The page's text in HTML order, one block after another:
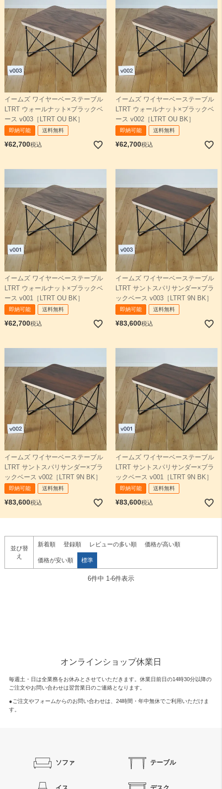
イームズ ワイヤーベーステーブル
LTRT ウォールナット×ブラックベ
ース v003［LTRT OU BK］
即納可能 送料無料
¥62,700税込
イームズ ワイヤーベーステーブル
LTRT ウォールナット×ブラックベ
ース v002［LTRT OU BK］
即納可能 送料無料
¥62,700税込
イームズ ワイヤーベーステーブル
LTRT ウォールナット×ブラックベ
ース v001［LTRT OU BK］
即納可能 送料無料
¥62,700税込
イームズ ワイヤーベーステーブル
LTRT サントスパリサンダー×ブラ
ックベース v003［LTRT 9N BK］
即納可能 送料無料
¥83,600税込
イームズ ワイヤーベーステーブル
LTRT サントスパリサンダー×ブラ
ックベース v002［LTRT 9N BK］
即納可能 送料無料
¥83,600税込
イームズ ワイヤーベーステーブル
LTRT サントスパリサンダー×ブラ
ックベース v001［LTRT 9N BK］
即納可能 送料無料
¥83,600税込
並び替
え
新着順 登録順 レビューの多い順 価格が高い順
価格が安い順 標準
6件中 1 -6件表示
オンラインショップ休業日
毎週土・日は全業務をお休みとさせていただきます。休業日前日の14時30分以降の
ご注文やお問い合わせは翌営業日のご連絡となります。
●ご注文やフォームからのお問い合わせは、 24時間・年中無休でご利用いただけま
す。
ソファ テーブル